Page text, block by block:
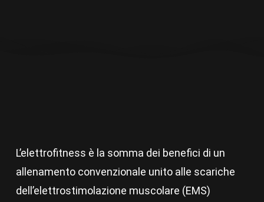
L’elettrofitness è la somma dei benefici di un
allenamento convenzionale unito alle scariche
dell’elettrostimolazione muscolare (EMS)